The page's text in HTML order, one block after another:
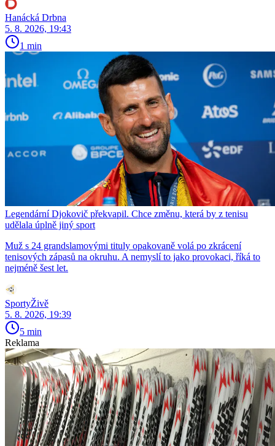
Hanácká Drbna
5. 8. 2026, 19:43
1 min
Legendární Djokovič překvapil. Chce změnu, která by z tenisu
udělala úplně jiný sport
Muž s 24 grandslamovými tituly opakovaně volá po zkrácení
tenisových zápasů na okruhu. A nemyslí to jako provokaci, říká to
nejméně šest let.
SportyŽivě
5. 8. 2026, 19:39
5 min
Reklama